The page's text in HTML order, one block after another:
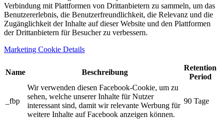
Verbindung mit Plattformen von Drittanbietern zu sammeln, um das
Benutzererlebnis, die Benutzerfreundlichkeit, die Relevanz und die
Zugänglichkeit der Inhalte auf dieser Website und den Plattformen
der Drittanbietern für Besucher zu verbessern.
Marketing Cookie Details
Name Beschreibung
Retention
Period
_fbp
Wir verwenden diesen Facebook-Cookie, um zu
sehen, welche unserer Inhalte für Nutzer
interessant sind, damit wir relevante Werbung für
weitere Inhalte auf Facebook anzeigen können.
90 Tage